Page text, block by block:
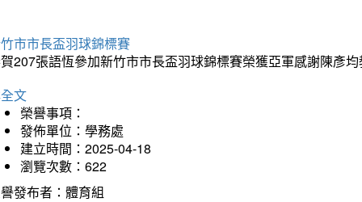
市市長盃羽球錦標賽
207張語恆參加新竹市市長盃羽球錦標賽榮獲亞軍感謝陳彥
文
榮譽事項：
發佈單位：學務處
建立時間：2025-04-18
瀏覽次數：622
發布者：體育組